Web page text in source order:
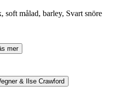
målad, barley, Svart snöre
mer
& Ilse Crawford